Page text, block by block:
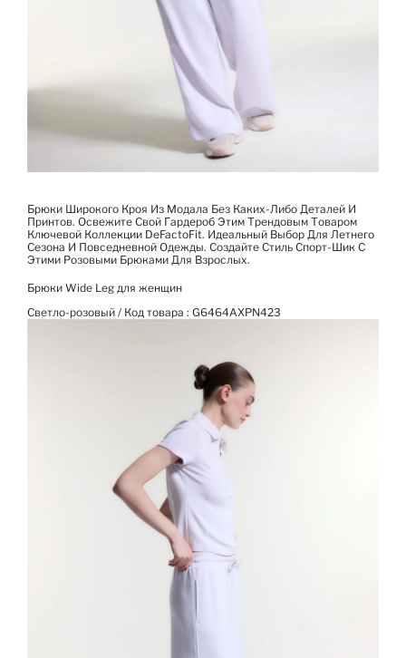
Брюки Широкого Кроя Из Модала Без Каких-Либо Деталей И
Принтов. Освежите Свой Гардероб Этим Трендовым Товаром
Ключевой Коллекции DeFactoFit. Идеальный Выбор Для Летнего
Сезона И Повседневной Одежды. Создайте Стиль Спорт-Шик С
Этими Розовыми Брюками Для Взрослых.
Брюки Wide Leg для женщин
Светло-розовый / Код товара : G6464AXPN423